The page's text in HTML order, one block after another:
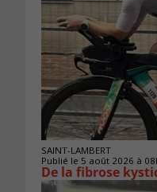
SAINT-LAMBERT
Publié le 5 août 2026 à
De la fibrose